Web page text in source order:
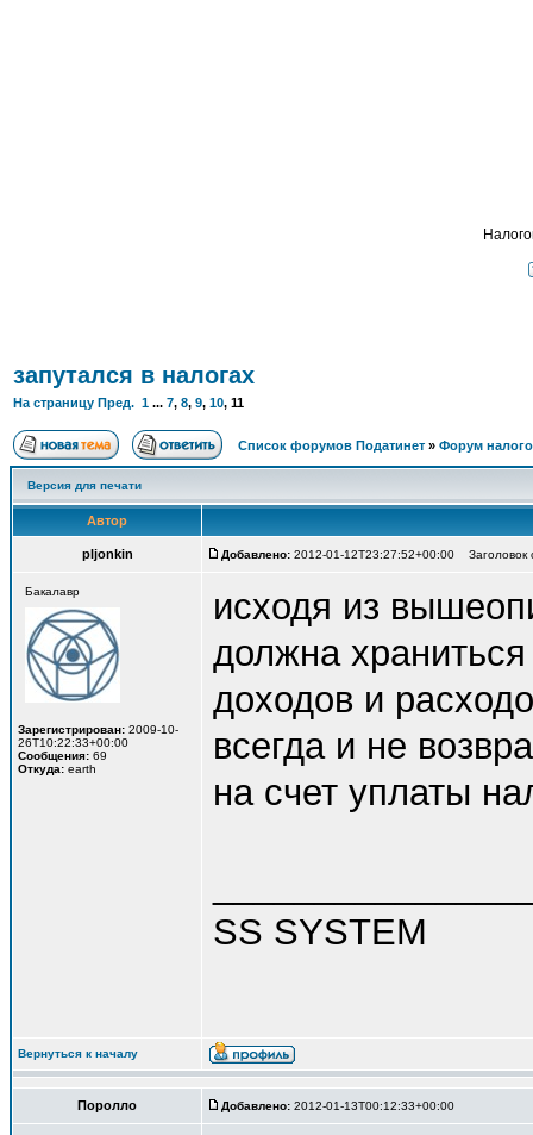
запутался в налогах
На страницу Пред. 1 ... 7, 8, 9, 10, 11
Список форумов Податинет » Форум
Версия для печати
Автор
pljonkin Добавлено: 2012-01-12T23:27:52+00:00 Заголовок
Бакалавр
Зарегистрирован: 2009-10-
26T10:22:33+00:00
Сообщения: 69
Откуда: earth
исходя из
должна
доходов и
всегда и не
на счет уплаты
SS SYSTEM
Вернуться к началу
Поролло Добавлено: 2012-01-13T00:12:33+00:00